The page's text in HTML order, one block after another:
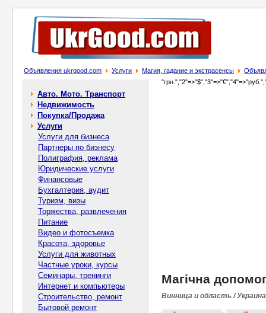
Объявления ukrgood.com Услуги Магия, гадание и экстрасенсы
Авто. Мото. Транспорт
Недвижимость
Покупка/Продажа
Услуги
Услуги для бизнеса
Партнеры по бизнесу
Полиграфия, реклама
Юридические услуги
Финансовые
Бухгалтерия, аудит
Туризм, визы
Торжества, развлечения
Питание
Видео и фотосъемка
Красота, здоровье
Услуги для животных
Частные уроки, курсы
Семинары, тренинги
Интернет и компьютеры
Строительство, ремонт
Бытовой ремонт
Магічна
Винница и область / Украина